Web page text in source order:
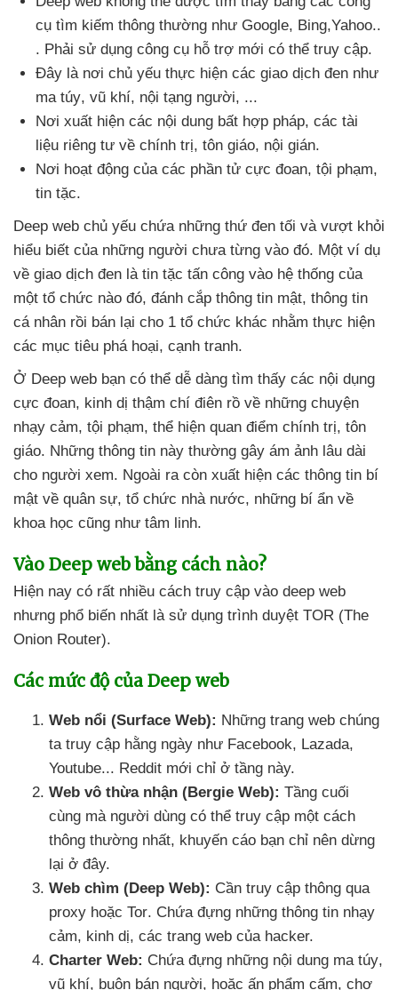
cụ tìm kiếm thông thường như Google, Bing,Yahoo..
. Phải sử dụng công cụ hỗ trợ mới có thể truy cập.
Đây là nơi chủ yếu thực hiện các giao dịch đen như
ma túy, vũ khí, nội tạng người, ...
Nơi xuất hiện các nội dung bất hợp pháp, các tài
liệu riêng tư về chính trị, tôn giáo, nội gián.
Nơi hoạt động của các phần tử cực đoan, tội phạm,
tin tặc.
Deep web chủ yếu chứa những thứ đen tối và vượt khỏi
hiểu biết của những người chưa từng vào đó. Một ví dụ
về giao dịch đen là tin tặc tấn công vào hệ thống của
một tổ chức nào đó, đánh cắp thông tin mật, thông tin
cá nhân rồi bán lại cho 1 tổ chức khác nhằm thực hiện
các mục tiêu phá hoại, cạnh tranh.
Ở Deep web bạn có thể dễ dàng tìm thấy các nội dụng
cực đoan, kinh dị thậm chí điên rồ về những chuyện
nhạy cảm, tội phạm, thể hiện quan điểm chính trị, tôn
giáo. Những thông tin này thường gây ám ảnh lâu dài
cho người xem. Ngoài ra còn xuất hiện các thông tin bí
mật về quân sự, tổ chức nhà nước, những bí ẩn về
khoa học cũng như tâm linh.
Vào Deep web bằng cách nào?
Hiện nay có rất nhiều cách truy cập vào deep web
nhưng phổ biến nhất là sử dụng trình duyệt TOR (The
Onion Router).
Các mức độ của Deep web
Web nổi (Surface Web): Những trang web chúng
ta truy cập hằng ngày như Facebook, Lazada,
Youtube... Reddit mới chỉ ở tầng này.
Web vô thừa nhận (Bergie Web): Tầng cuối
cùng mà người dùng có thể truy cập một cách
thông thường nhất, khuyến cáo bạn chỉ nên dừng
lại ở đây.
Web chìm (Deep Web): Cần truy cập thông qua
proxy hoặc Tor. Chứa đựng những thông tin nhạy
cảm, kinh dị, các trang web của hacker.
Charter Web: Chứa đựng những nội dung ma túy,
vũ khí, buôn bán người, hoặc ấn phẩm cấm, chợ